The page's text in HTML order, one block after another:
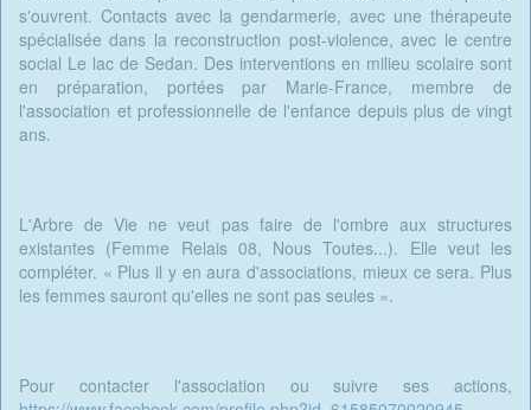
s'ouvrent. Contacts avec la gendarmerie, avec une thérapeute
spécialisée dans la reconstruction post-violence, avec le centre
social Le lac de Sedan. Des interventions en milieu scolaire sont
en préparation, portées par Marie-France, membre de
l'association et professionnelle de l'enfance depuis plus de vingt
ans.
L'Arbre de Vie ne veut pas faire de l'ombre aux structures
existantes (Femme Relais 08, Nous Toutes...). Elle veut les
compléter. « Plus il y en aura d'associations, mieux ce sera. Plus
les femmes sauront qu'elles ne sont pas seules ».
Pour contacter l'association ou suivre ses actions,